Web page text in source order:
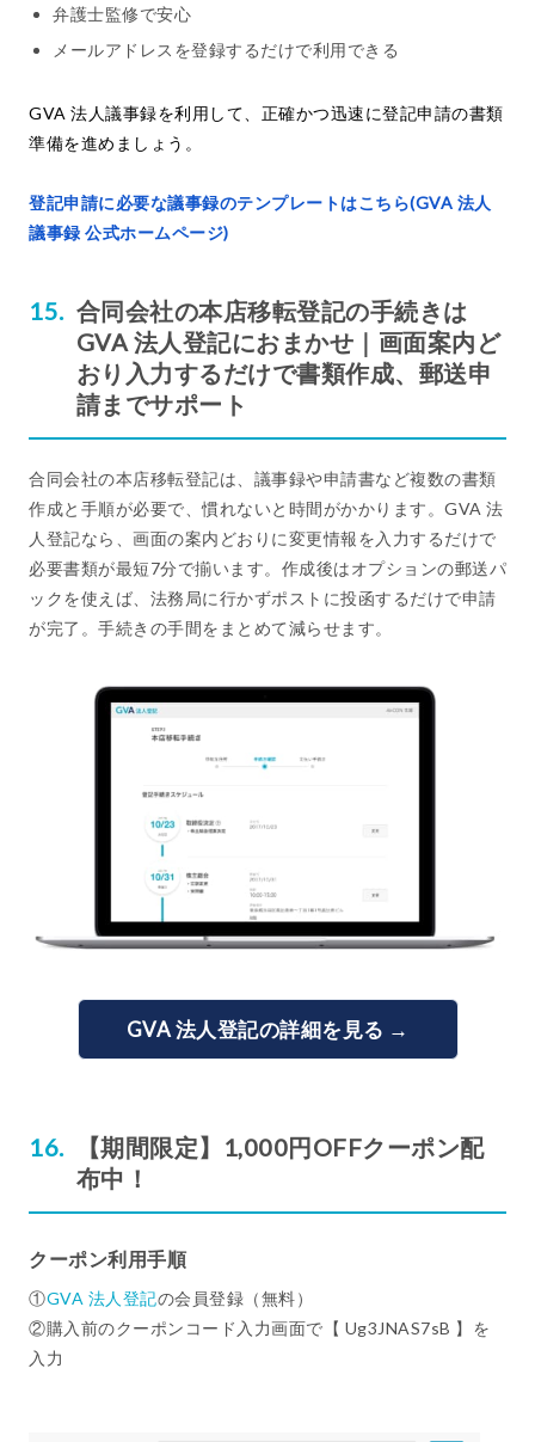
弁護士監修で安心
メールアドレスを登録するだけで利用できる
GVA 法人議事録を利用して、正確かつ迅速に登記申請の書類
準備を進めましょう。
登記申請に必要な議事録のテンプレートはこちら(GVA 法人
議事録 公式ホームページ)
合同会社の本店移転登記の手続きは
GVA 法人登記におまかせ｜画面案内ど
おり入力するだけで書類作成、郵送申
請までサポート
合同会社の本店移転登記は、議事録や申請書など複数の書類
作成と手順が必要で、慣れないと時間がかかります。GVA 法
人登記なら、画面の案内どおりに変更情報を入力するだけで
必要書類が最短7分で揃います。作成後はオプションの郵送パ
ックを使えば、法務局に行かずポストに投函するだけで申請
が完了。手続きの手間をまとめて減らせます。
GVA 法人登記の詳細を見る →
【期間限定】1,000円OFFクーポン配
布中！
クーポン利用手順
①GVA 法人登記の会員登録（無料）
②購入前のクーポンコード入力画面で【 Ug3JNAS7sB 】を
入力